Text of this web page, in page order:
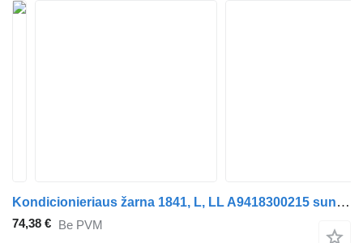
Kondicionieriaus žarna 1841, L, LL A9418300215 sunkvežimio Mercedes-Benz ACTROS MP2 / MP3
74,38 € Be PVM